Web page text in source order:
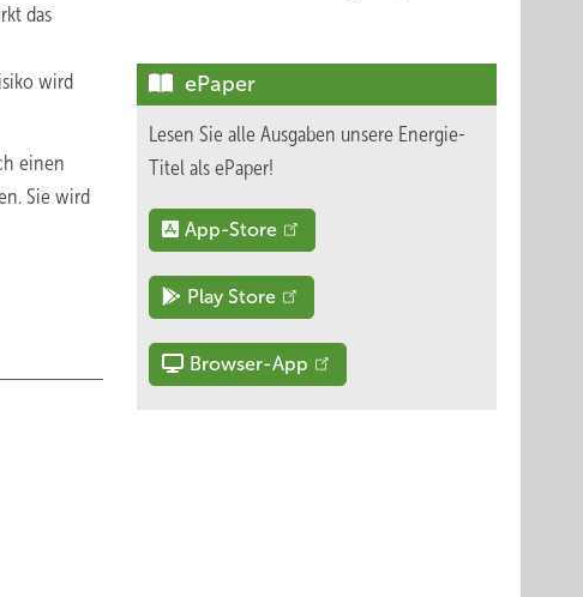
das
wird
einen
Sie wird
ePaper
Lesen Sie alle Ausgaben unsere Energie-
Titel als ePaper!
App-Store
Play Store
Browser-App